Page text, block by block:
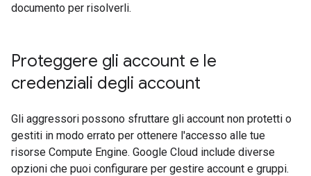
documento per risolverli.
Proteggere gli account e le
credenziali degli account
Gli aggressori possono sfruttare gli account non protetti o
gestiti in modo errato per ottenere l'accesso alle tue
risorse Compute Engine. Google Cloud include diverse
opzioni che puoi configurare per gestire account e gruppi.